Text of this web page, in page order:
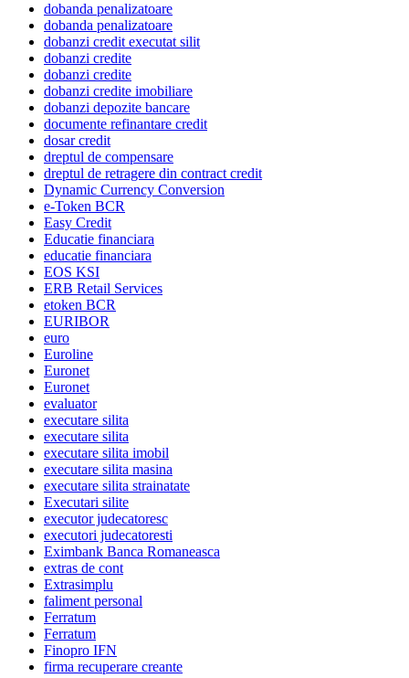
dobanda penalizatoare
dobanda penalizatoare
dobanzi credit executat silit
dobanzi credite
dobanzi credite
dobanzi credite imobiliare
dobanzi depozite bancare
documente refinantare credit
dosar credit
dreptul de compensare
dreptul de retragere din contract credit
Dynamic Currency Conversion
e-Token BCR
Easy Credit
Educatie financiara
educatie financiara
EOS KSI
ERB Retail Services
etoken BCR
EURIBOR
euro
Euroline
Euronet
Euronet
evaluator
executare silita
executare silita
executare silita imobil
executare silita masina
executare silita strainatate
Executari silite
executor judecatoresc
executori judecatoresti
Eximbank Banca Romaneasca
extras de cont
Extrasimplu
faliment personal
Ferratum
Ferratum
Finopro IFN
firma recuperare creante